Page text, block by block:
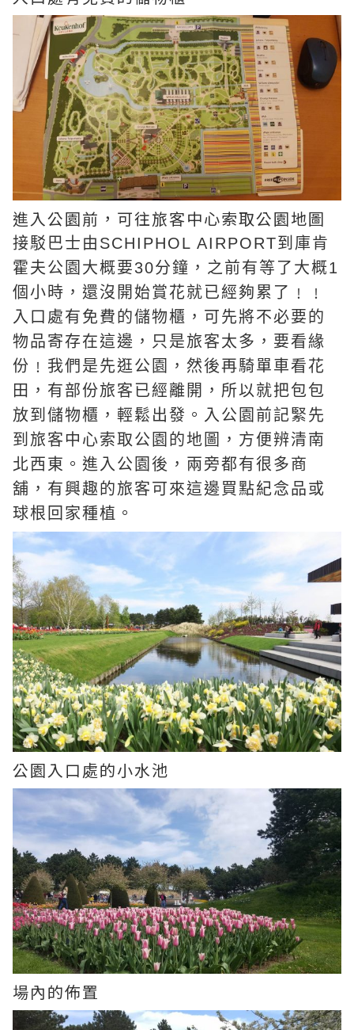
進入公園前，可往旅客中心索取公園地圖
接駁巴士由SCHIPHOL AIRPORT到庫肯
霍夫公園大概要30分鐘，之前有等了大概1
個小時，還沒開始賞花就已經夠累了﹗﹗
入口處有免費的儲物櫃，可先將不必要的
物品寄存在這邊，只是旅客太多，要看緣
份﹗我們是先逛公園，然後再騎單車看花
田，有部份旅客已經離開，所以就把包包
放到儲物櫃，輕鬆出發。入公園前記緊先
到旅客中心索取公園的地圖，方便辨清南
北西東。進入公園後，兩旁都有很多商
舖，有興趣的旅客可來這邊買點紀念品或
球根回家種植。
公園入口處的小水池
場內的佈置